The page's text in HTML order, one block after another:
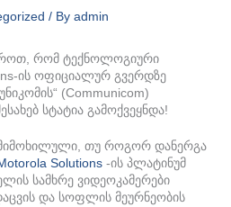
/ By admin
რომ ტექნოლოგიური
ის ოფიციალურ გვერდზე
(Communicom)
სტატია გამოქვეყნდა!
თუ როგორ დანერგა
Solutions -ის პლატინუმ
სამხრე ვიდეოკამერები
და სოფლის მეურნეობის